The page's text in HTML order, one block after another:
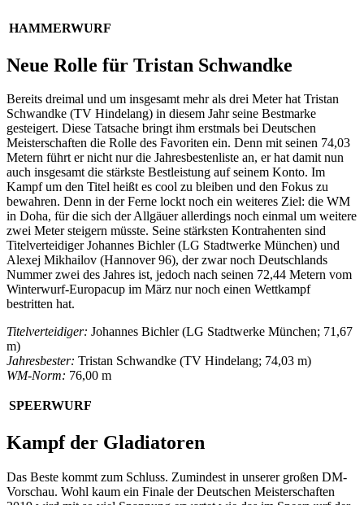
HAMMERWURF
Neue Rolle für Tristan Schwandke
Bereits dreimal und um insgesamt mehr als drei Meter hat Tristan
Schwandke (TV Hindelang) in diesem Jahr seine Bestmarke
gesteigert. Diese Tatsache bringt ihm erstmals bei Deutschen
Meisterschaften die Rolle des Favoriten ein. Denn mit seinen 74,03
Metern führt er nicht nur die Jahresbestenliste an, er hat damit nun
auch insgesamt die stärkste Bestleistung auf seinem Konto. Im
Kampf um den Titel heißt es cool zu bleiben und den Fokus zu
bewahren. Denn in der Ferne lockt noch ein weiteres Ziel: die WM
in Doha, für die sich der Allgäuer allerdings noch einmal um weitere
zwei Meter steigern müsste. Seine stärksten Kontrahenten sind
Titelverteidiger Johannes Bichler (LG Stadtwerke München) und
Alexej Mikhailov (Hannover 96), der zwar noch Deutschlands
Nummer zwei des Jahres ist, jedoch nach seinen 72,44 Metern vom
Winterwurf-Europacup im März nur noch einen Wettkampf
bestritten hat.
Titelverteidiger: Johannes Bichler (LG Stadtwerke München; 71,67
m)
Jahresbester: Tristan Schwandke (TV Hindelang; 74,03 m)
WM-Norm: 76,00 m
SPEERWURF
Kampf der Gladiatoren
Das Beste kommt zum Schluss. Zumindest in unserer großen DM-
Vorschau. Wohl kaum ein Finale der Deutschen Meisterschaften